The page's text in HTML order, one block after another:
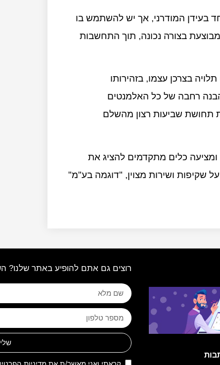
בעידן המודרני, אך יש להשתמש בו
בצורה נכונה, תוך התחשבות
בצרכן עצמו, בזהירותו
רחבה של כל האלמנטים
תחושת שביעות רצון מהשלם
כלים מתקדמים להציג את
שקיפות ושירות מצוין, "דוגמה בע"מ"
רוצים גם אתם להופיע באתר שלנו?